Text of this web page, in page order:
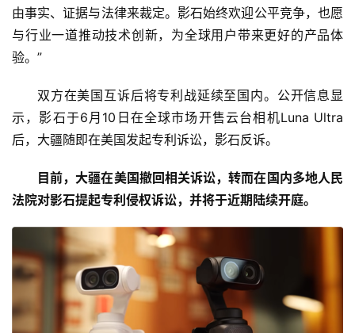
首
资
讯
业
费
生
活
由事实、证据与法律来裁定。影石始终欢迎公平竞争，也愿
与行业一道推动技术创新，为全球用户带来更好的产品体
验。”
双方在美国互诉后将专利战延续至国内。公开信息显
示，影石于6月10日在全球市场开售云台相机Luna Ultra
后，大疆随即在美国发起专利诉讼，影石反诉。
目前，大疆在美国撤回相关诉讼，转而在国内多地人民
法院对影石提起专利侵权诉讼，并将于近期陆续开庭。